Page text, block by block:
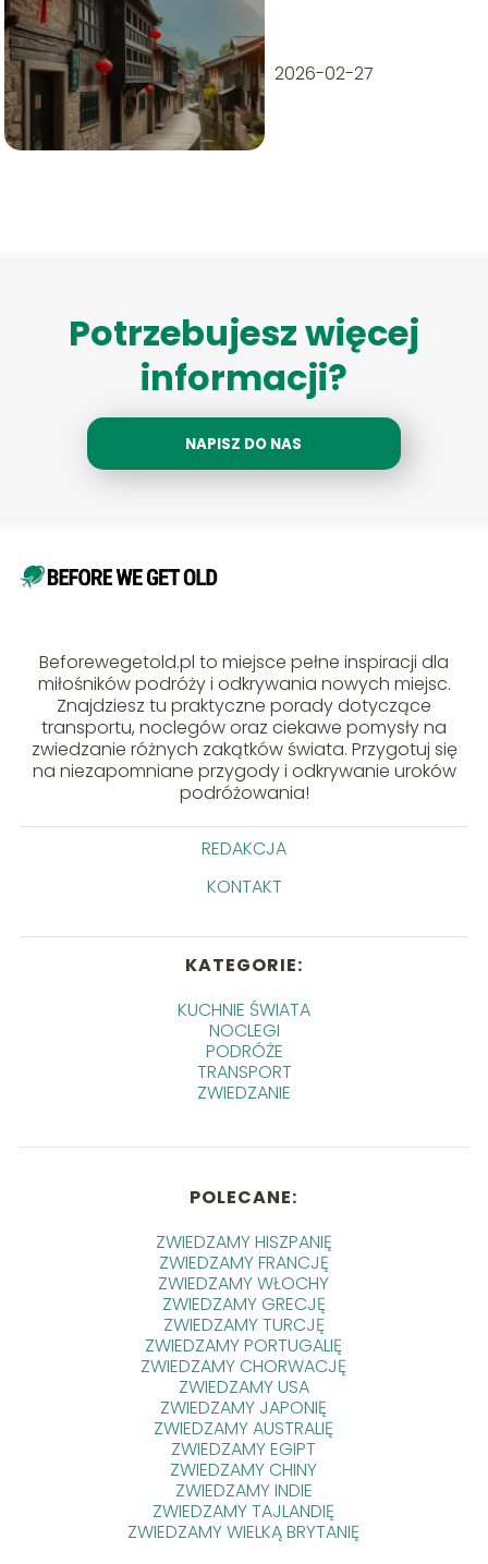
2026-02-27
Potrzebujesz więcej
informacji?
NAPISZ DO NAS
Beforewegetold.pl to miejsce pełne inspiracji dla
miłośników podróży i odkrywania nowych miejsc.
Znajdziesz tu praktyczne porady dotyczące
transportu, noclegów oraz ciekawe pomysły na
zwiedzanie różnych zakątków świata. Przygotuj się
na niezapomniane przygody i odkrywanie uroków
podróżowania!
REDAKCJA
KONTAKT
KATEGORIE:
KUCHNIE ŚWIATA
NOCLEGI
PODRÓŻE
TRANSPORT
ZWIEDZANIE
POLECANE:
ZWIEDZAMY HISZPANIĘ
ZWIEDZAMY FRANCJĘ
ZWIEDZAMY WŁOCHY
ZWIEDZAMY GRECJĘ
ZWIEDZAMY TURCJĘ
ZWIEDZAMY PORTUGALIĘ
ZWIEDZAMY CHORWACJĘ
ZWIEDZAMY USA
ZWIEDZAMY JAPONIĘ
ZWIEDZAMY AUSTRALIĘ
ZWIEDZAMY EGIPT
ZWIEDZAMY CHINY
ZWIEDZAMY INDIE
ZWIEDZAMY TAJLANDIĘ
ZWIEDZAMY WIELKĄ BRYTANIĘ